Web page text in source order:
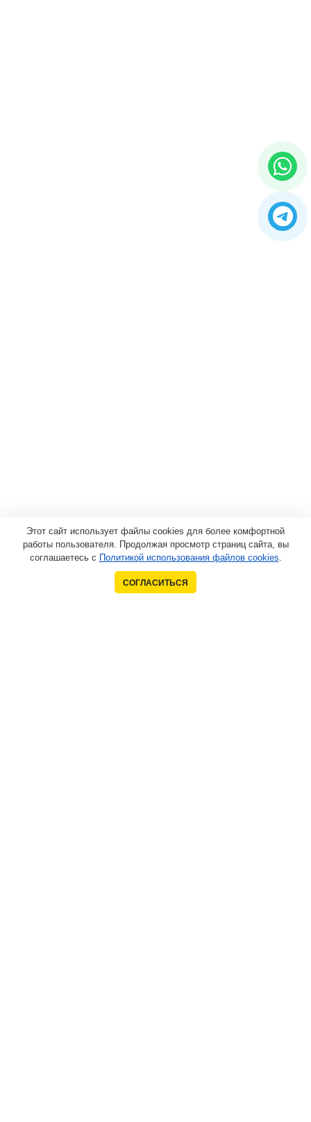
Этот сайт использует файлы cookies для более комфортной
работы пользователя. Продолжая просмотр страниц сайта, вы
соглашаетесь с Политикой использования файлов cookies.
СОГЛАСИТЬСЯ